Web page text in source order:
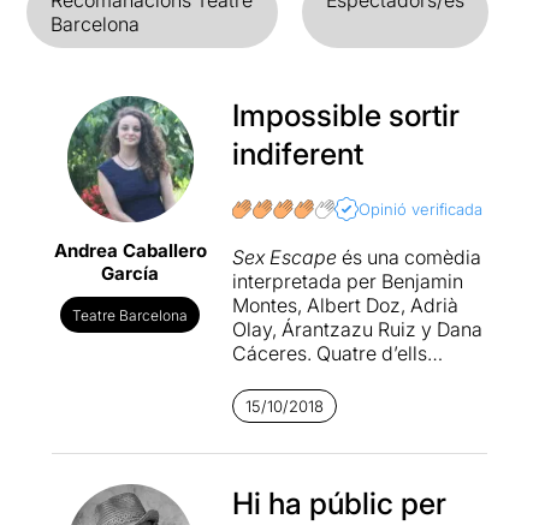
Barcelona
Andrea Caballero
García
Teatre Barcelona
Impossible sortir
indiferent
Opinió verificada
Sex Escapeés una comèdia
interpretada per Benjamin
Montes, Albert Doz, Adrià
Olay, Árantzazu Ruiz y Dana
Cáceres. Quatre d’ells
d’enamorats que pretenen
realitzar un
ambientat en la temàtica
creuen. De la mà d’aquests
15/10/2018
Hi ha públic per